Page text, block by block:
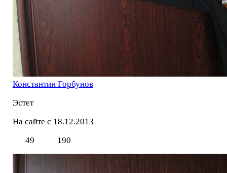
Константин Горбунов
Эстет
На сайте с 18.12.2013
49
190